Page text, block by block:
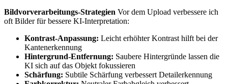
Bildvorverarbeitungs-Strategien Vor dem Upload verbessere ich
oft Bilder für bessere KI-Interpretation:
Kontrast-Anpassung: Leicht erhöhter Kontrast hilft bei der
Kantenerkennung
Hintergrund-Entfernung: Saubere Hintergründe lassen die
KI sich auf das Objekt fokussieren
Schärfung: Subtile Schärfung verbessert Detailerkennung